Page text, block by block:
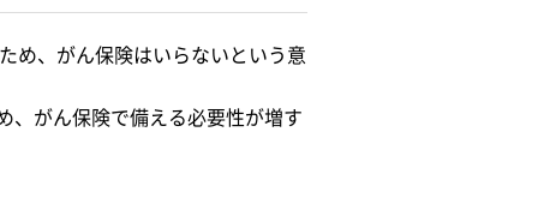
め、がん保険はいらないという意
、がん保険で備える必要性が増す